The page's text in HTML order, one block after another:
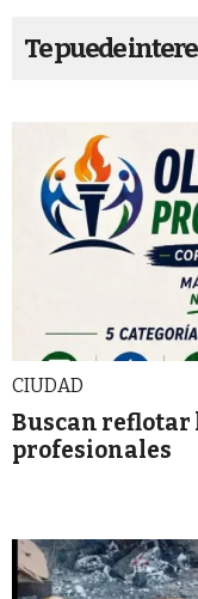
Te puede
CIUDAD
Buscan reflotar
profesionales